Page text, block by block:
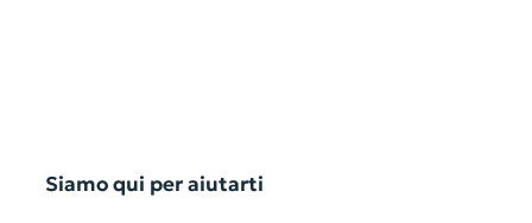
Siamo qui per aiutarti